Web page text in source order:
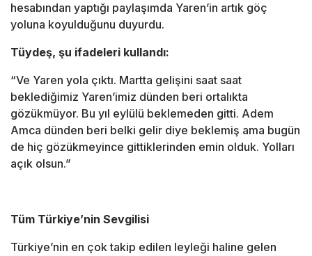
hesabından yaptığı paylaşımda Yaren’in artık göç
yoluna koyulduğunu duyurdu.
Tüydeş, şu ifadeleri kullandı:
“Ve Yaren yola çıktı. Martta gelişini saat saat
beklediğimiz Yaren’imiz dünden beri ortalıkta
gözükmüyor. Bu yıl eylülü beklemeden gitti. Adem
Amca dünden beri belki gelir diye beklemiş ama bugün
de hiç gözükmeyince gittiklerinden emin olduk. Yolları
açık olsun.”
Tüm Türkiye’nin Sevgilisi
Türkiye’nin en çok takip edilen leyleği haline gelen